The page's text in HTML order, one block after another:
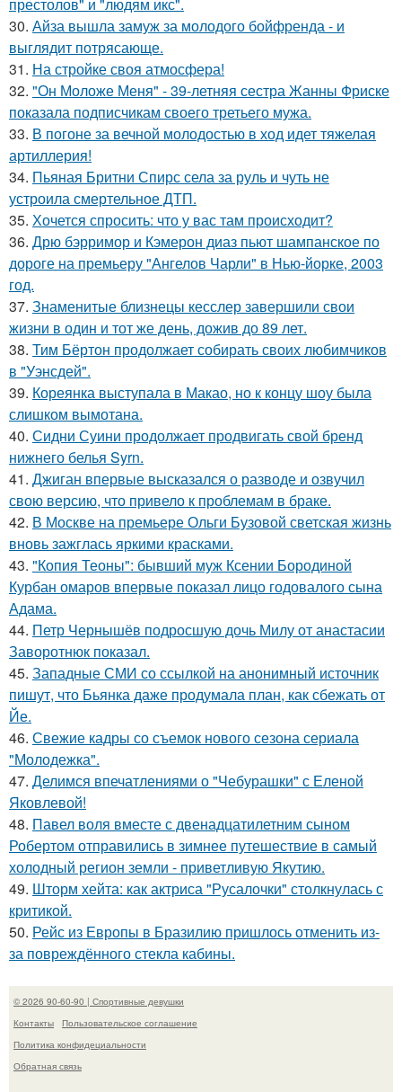
30. Айза вышла замуж за молодого бойфренда - и
выглядит потрясающе.
31. На стройке своя атмосфера!
32. "Он Моложе Меня" - 39-летняя сестра Жанны Фриске
показала подписчикам своего третьего мужа.
33. В погоне за вечной молодостью в ход идет тяжелая
артиллерия!
34. Пьяная Бритни Спирс села за руль и чуть не
устроила смертельное ДТП.
35. Хочется спросить: что у вас там происходит?
36. Дрю бэрримор и Кэмерон диаз пьют шампанское по
дороге на премьеру "Ангелов Чарли" в Нью-йорке, 2003
год.
37. Знаменитые близнецы кесслер завершили свои
жизни в один и тот же день, дожив до 89 лет.
38. Тим Бёртон продолжает собирать своих любимчиков
в "Уэнсдей".
39. Кореянка выступала в Макао, но к концу шоу была
слишком вымотана.
40. Сидни Суини продолжает продвигать свой бренд
нижнего белья Syrn.
41. Джиган впервые высказался о разводе и озвучил
свою версию, что привело к проблемам в браке.
42. В Москве на премьере Ольги Бузовой светская жизнь
вновь зажглась яркими красками.
43. "Копия Теоны": бывший муж Ксении Бородиной
Курбан омаров впервые показал лицо годовалого сына
Адама.
44. Петр Чернышёв подросшую дочь Милу от анастасии
Заворотнюк показал.
45. Западные СМИ со ссылкой на анонимный источник
пишут, что Бьянка даже продумала план, как сбежать от
Йе.
46. Свежие кадры со съемок нового сезона сериала
"Молодежка".
47. Делимся впечатлениями о "Чебурашки" с Еленой
Яковлевой!
48. Павел воля вместе с двенадцатилетним сыном
Робертом отправились в зимнее путешествие в самый
холодный регион земли - приветливую Якутию.
49. Шторм хейта: как актриса "Русалочки" столкнулась с
критикой.
50. Рейс из Европы в Бразилию пришлось отменить из-
за повреждённого стекла кабины.
© 2026 90-60-90 | Спортивные девушки
Контакты
Пользовательское соглашение
Политика конфидециальности
Обратная связь